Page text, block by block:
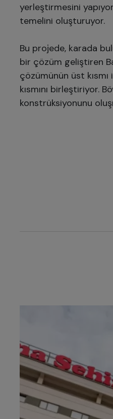
yerleştirmesini
temelini oluşturuyor.
Bu projede, karada
bir çözüm geliştiren
çözümünün üst
kısmını birleştiriyor.
konstrüksiyonunu